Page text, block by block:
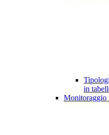
in
Monitoraggio